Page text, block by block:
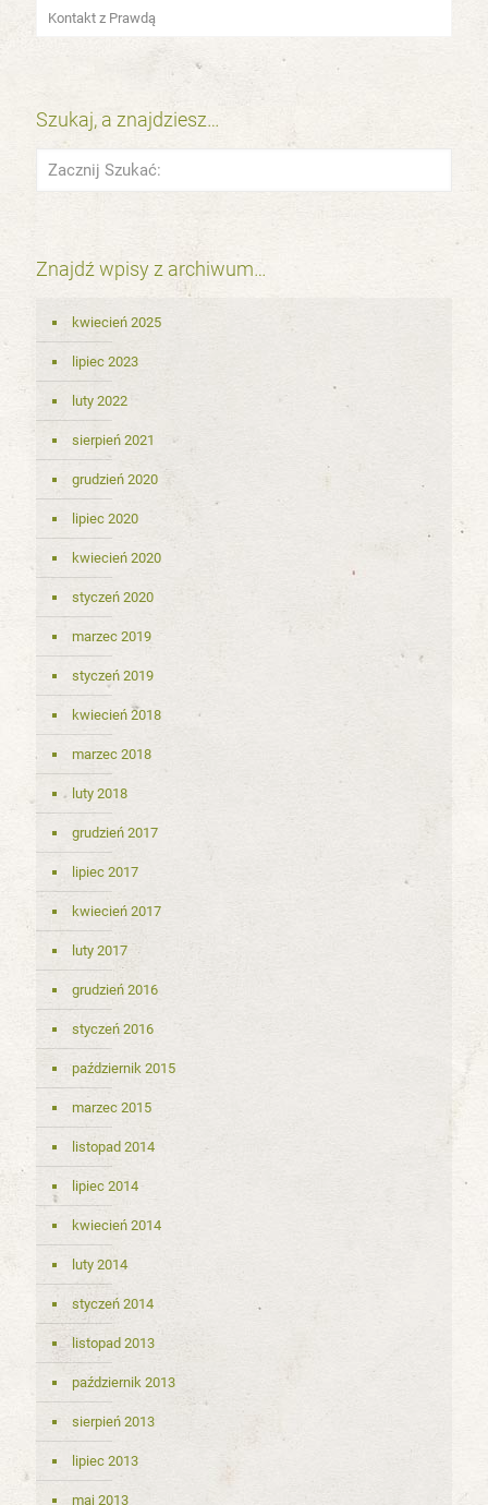
Kontakt z Prawdą
Szukaj, a znajdziesz…
Znajdź wpisy z archiwum…
kwiecień 2025
lipiec 2023
luty 2022
sierpień 2021
grudzień 2020
lipiec 2020
kwiecień 2020
styczeń 2020
marzec 2019
styczeń 2019
kwiecień 2018
marzec 2018
luty 2018
grudzień 2017
lipiec 2017
kwiecień 2017
luty 2017
grudzień 2016
styczeń 2016
październik 2015
marzec 2015
listopad 2014
lipiec 2014
kwiecień 2014
luty 2014
styczeń 2014
listopad 2013
październik 2013
sierpień 2013
lipiec 2013
maj 2013